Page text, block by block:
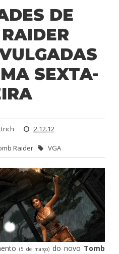
DE
SEXTA-
2.12.12
Raider VGA
(5 de março) do novo Tomb